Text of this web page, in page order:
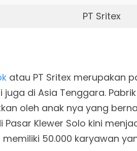
PT Sritex
atau PT Sritex merupakan
di Asia Tenggara.
oleh anak nya yang
Klewer Solo kini
50.000 karyawan